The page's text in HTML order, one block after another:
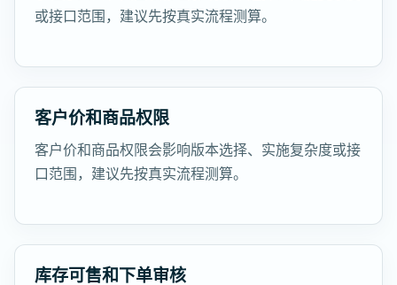
或接口范围，建议先按真实流程测算。
客户价和商品权限
客户价和商品权限会影响版本选择、实施复杂度或接
口范围，建议先按真实流程测算。
库存可售和下单审核